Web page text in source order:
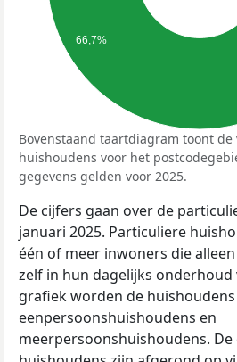
66,7%
Bovenstaand taartdiagram toont
huishoudens voor het
gegevens gelden voor 2025.
De cijfers gaan over de
januari 2025. Particuliere
één of meer inwoners die
zelf in hun dagelijks onderhoud
grafiek worden de
eenpersoonshuishoudens en
meerpersoonshuishoudens.